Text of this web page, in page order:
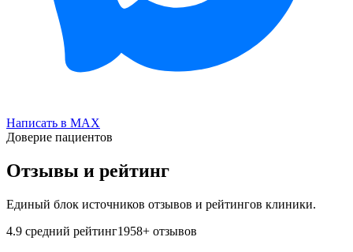
Написать в MAX
Доверие пациентов
Отзывы и рейтинг
Единый блок источников отзывов и рейтингов клиники.
4.9 средний рейтинг1958+ отзывов